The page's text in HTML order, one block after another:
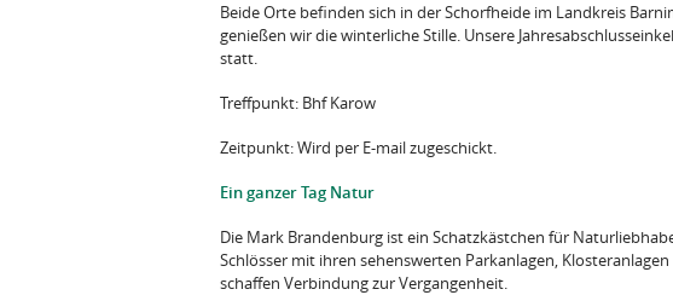
Beide Orte befinden sich in der Schorfheide im Landkreis
genießen wir die winterliche Stille. Unsere
statt.
Treffpunkt: Bhf Karow
Zeitpunkt: Wird per E-mail zugeschickt.
Ein ganzer Tag Natur
Die Mark Brandenburg ist ein Schatzkästchen für
Schlösser mit ihren sehenswerten Parkanlagen,
schaffen Verbindung zur Vergangenheit.